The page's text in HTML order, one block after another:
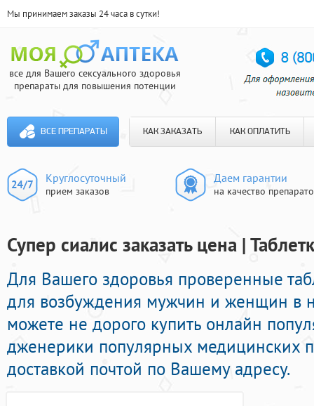
Мы принимаем заказы 24 часа в сутки!
все для Вашего сексуального здоровья
препараты для повышения потенции
ВСЕ ПРЕПАРАТЫ КАК ЗАКАЗАТЬ КАК ОПЛАТИТЬ
Круглосуточный
прием заказов
Даем гарантии
на качество
Супер сиалис заказать цена |
Для Вашего здоровья проверенные
для возбуждения мужчин и женщин в
можете не дорого купить онлайн
дженерики популярных медицинских
доставкой почтой по Вашему адресу.